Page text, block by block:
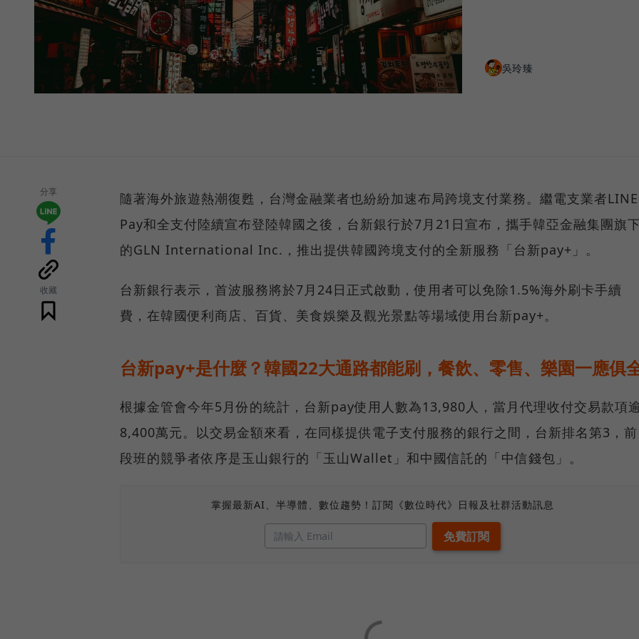
吳玲臻
分享
收藏
隨著海外旅遊熱潮復甦，台灣金融業者也紛紛加速布局跨境支付業務。繼電支業者LINE
Pay和全支付陸續宣布登陸韓國之後，台新銀行於7月21日宣布，攜手韓亞金融集團旗
的GLN International Inc.，推出提供韓國跨境支付的全新服務「台新pay+」。
台新銀行表示，首波服務將於7月24日正式啟動，使用者可以免除1.5%海外刷卡手續
費，在韓國便利商店、百貨、美食娛樂及觀光景點等場域使用台新pay+。
台新pay+是什麼？韓國22大通路都能刷，餐飲、零售、樂園一應俱
根據金管會今年5月份的統計，台新pay使用人數為13,980人，當月代理收付交易款項
8,400萬元。以交易金額來看，在同樣提供電子支付服務的銀行之間，台新排名第3，前
段班的競爭者依序是玉山銀行的「玉山Wallet」和中國信託的「中信錢包」。
掌握最新AI、半導體、數位趨勢！訂閱《數位時代》日報及社群活動訊息